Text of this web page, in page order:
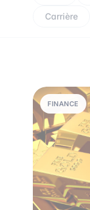
Carrière
FINANCE